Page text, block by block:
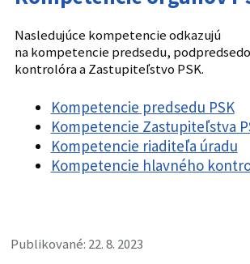
osobitnými zákonmi.
Nasledujúce kompetencie odkazujú
na kompetencie predsedu,
kontrolóra a Zastupiteľstvo PSK.
Kompetencie predsedu PSK
Kompetencie Zastupiteľstva
Kompetencie riaditeľa úradu
Kompetencie hlavného
Publikované: 22. 8. 2023